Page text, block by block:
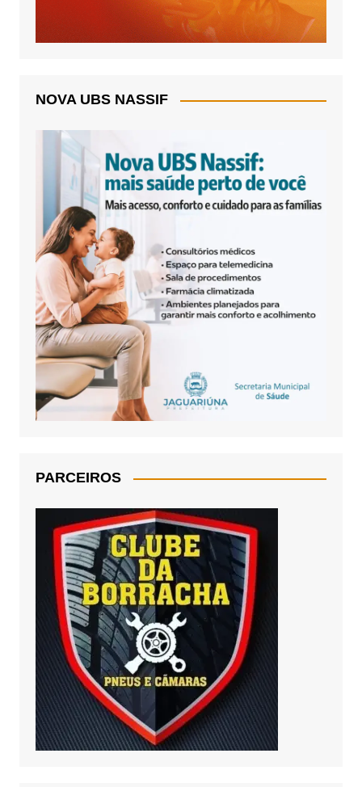
NOVA UBS NASSIF
PARCEIROS